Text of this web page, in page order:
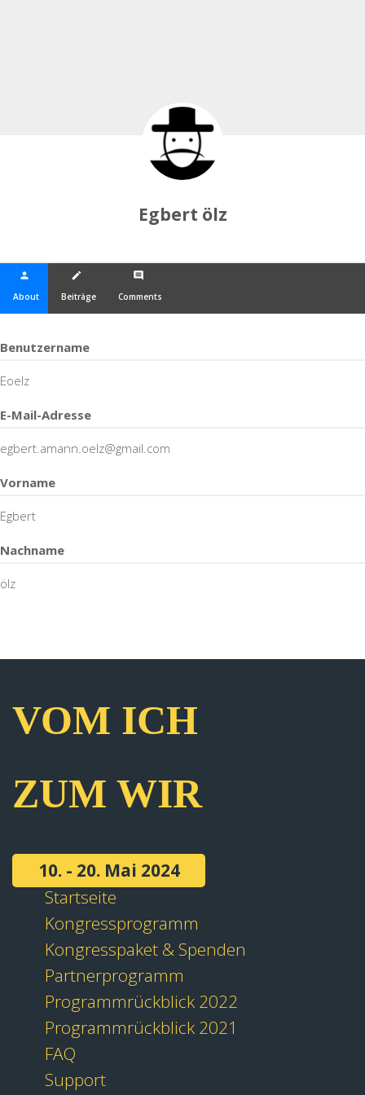
Egbert ölz
person
About
create
Beiträge
comment
Comments
Benutzername
Eoelz
E-Mail-Adresse
egbert.amann.oelz@gmail.com
Vorname
Egbert
Nachname
ölz
VOM ICH
ZUM WIR
10. - 20. Mai 2024
Startseite
Kongressprogramm
Kongresspaket & Spenden
Partnerprogramm
Programmrückblick 2022
Programmrückblick 2021
FAQ
Support